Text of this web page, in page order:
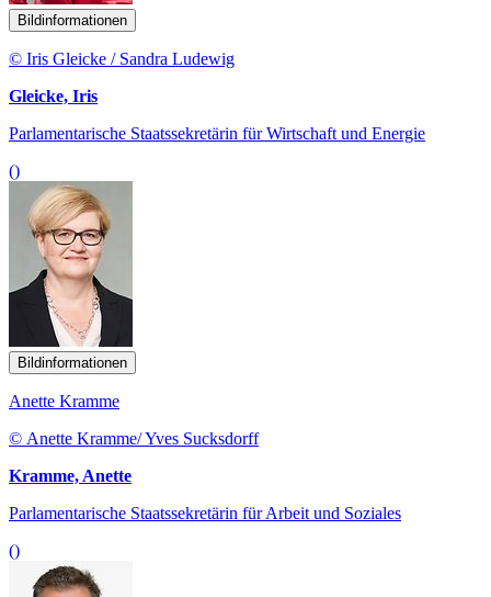
Bildinformationen
© Iris Gleicke / Sandra Ludewig
Gleicke, Iris
Parlamentarische Staatssekretärin für Wirtschaft und Energie
()
Bildinformationen
Anette Kramme
© Anette Kramme/ Yves Sucksdorff
Kramme, Anette
Parlamentarische Staatssekretärin für Arbeit und Soziales
()